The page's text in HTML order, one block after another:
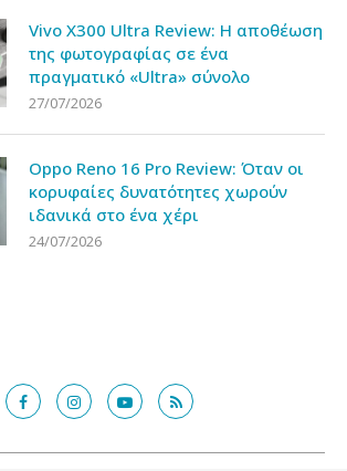
Vivo X300 Ultra Review: Η αποθέωση
της φωτογραφίας σε ένα
πραγματικό «Ultra» σύνολο
27/07/2026
Oppo Reno 16 Pro Review: Όταν οι
κορυφαίες δυνατότητες χωρούν
ιδανικά στο ένα χέρι
24/07/2026